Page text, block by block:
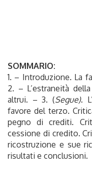
SOMMARIO:
1. – Introduzione. La
2. – L’estraneità
altrui. – 3. (Segue).
favore del terzo.
pegno di crediti.
cessione di credito.
ricostruzione e sue
risultati e conclusioni.